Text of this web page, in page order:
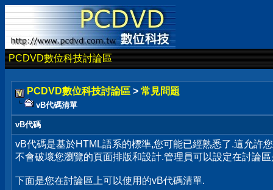
PCDVD數位科技討論區
PCDVD數位科技討論區 > 常見問題
vB代碼清單
vB代碼
vB代碼是基於HTML語系的標準,您可能已經熟悉了.這允許
不會破壞您瀏覽的頁面排版和設計.管理員可以設定在討論
下面是您在討論區上可以使用的vB代碼清單.